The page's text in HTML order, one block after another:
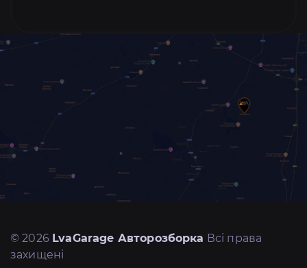
© 2026 LvaGarage Авторозборка Всі права
захищені